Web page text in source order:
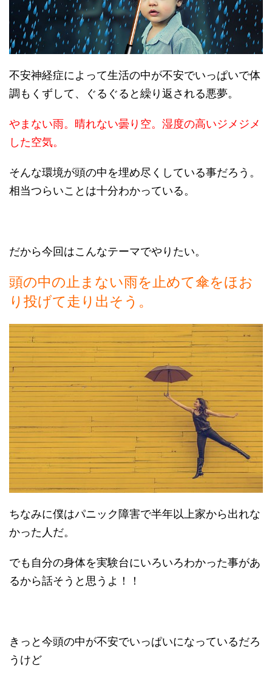
不安神経症によって生活の中が不安でいっぱいで体
調もくずして、ぐるぐると繰り返される悪夢。
やまない雨。晴れない曇り空。湿度の高いジメジメ
した空気。
そんな環境が頭の中を埋め尽くしている事だろう。
相当つらいことは十分わかっている。
だから今回はこんなテーマでやりたい。
頭の中の止まない雨を止めて傘をほお
り投げて走り出そう。
ちなみに僕はパニック障害で半年以上家から出れな
かった人だ。
でも自分の身体を実験台にいろいろわかった事があ
るから話そうと思うよ！！
きっと今頭の中が不安でいっぱいになっているだろ
うけど